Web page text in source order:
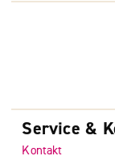
Service &
Kontakt